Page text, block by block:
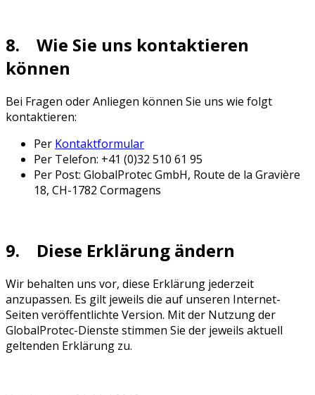
8. Wie Sie uns kontaktieren
können
Bei Fragen oder Anliegen können Sie uns wie folgt
kontaktieren:
Per Kontaktformular
Per Telefon: +41 (0)32 510 61 95
Per Post: GlobalProtec GmbH, Route de la Gravière
18, CH-1782 Cormagens
9. Diese Erklärung ändern
Wir behalten uns vor, diese Erklärung jederzeit
anzupassen. Es gilt jeweils die auf unseren Internet-
Seiten veröffentlichte Version. Mit der Nutzung der
GlobalProtec-Dienste stimmen Sie der jeweils aktuell
geltenden Erklärung zu.